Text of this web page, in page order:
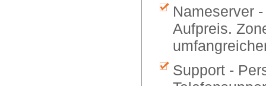
Nameserver
Aufpreis.
Support -